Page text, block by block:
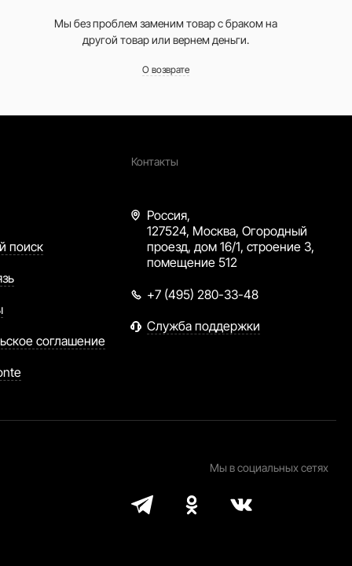
Мы без проблем заменим товар с браком на
другой товар или вернем деньги.
О возврате
поиск
соглашение
Контакты
Россия,
127524, Москва, Огородный
проезд, дом 16/1, строение 3,
помещение 512
+7 (495) 280-33-48
Служба поддержки
Мы в социальных сетях